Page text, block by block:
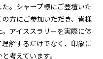
。シャープ様にご登壇いた
方にご参加いただき、皆様
アイススラリーを実際に体
解するだけでなく、印象に
考えています。